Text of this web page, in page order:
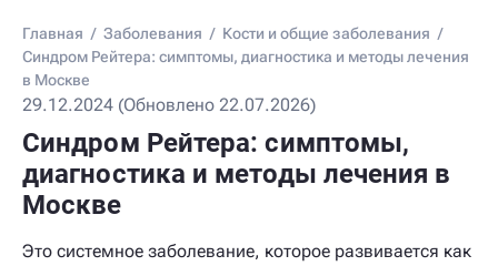
Главная / Заболевания / Кости и общие заболевания /
Синдром Рейтера: симптомы, диагностика и методы лечения
в Москве
29.12.2024 (Обновлено 22.07.2026)
Синдром Рейтера: симптомы,
диагностика и методы лечения в
Москве
Это системное заболевание, которое развивается как